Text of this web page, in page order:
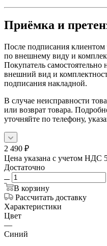
Приёмка и
После подписания клиентом
по внешнему виду и
Покупатель самостоятельно
внешний вид и
подписания накладной.
В случае неисправности
или возврат товара.
уточняйте по телефону,
2 490 ₽
Цена указана с учетом НДС
Достаточно
В корзину
Рассчитать доставку
Характеристики
Цвет
—
Синий